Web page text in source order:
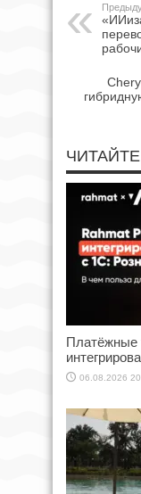
Платёжные
06.08.2026